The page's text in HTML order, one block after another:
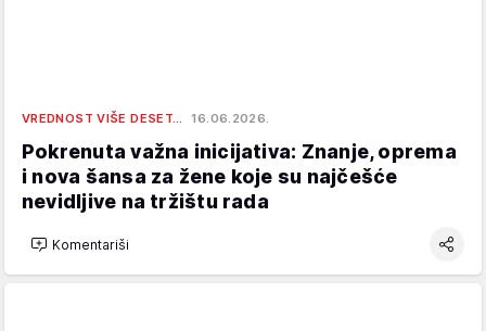
VREDNOST VIŠE DESET… 16.06.2026.
Pokrenuta važna inicijativa: Znanje, oprema
i nova šansa za žene koje su najčešće
nevidljive na tržištu rada
Komentariši